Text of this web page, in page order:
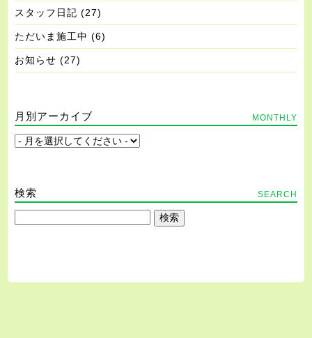
スタッフ日記 (27)
ただいま施工中 (6)
お知らせ (27)
月別アーカイブ MONTHLY
検索 SEARCH